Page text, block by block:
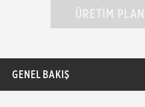
ÜRETİM
GENEL BAKIŞ